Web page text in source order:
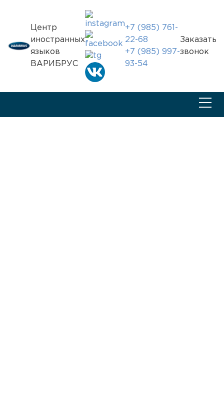
Центр
иностранных
языков
ВАРИБРУС
+7 (985) 761-
22-68
+7 (985) 997-
93-54
Заказать
звонок